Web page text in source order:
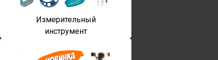
Измерительный
инструмент